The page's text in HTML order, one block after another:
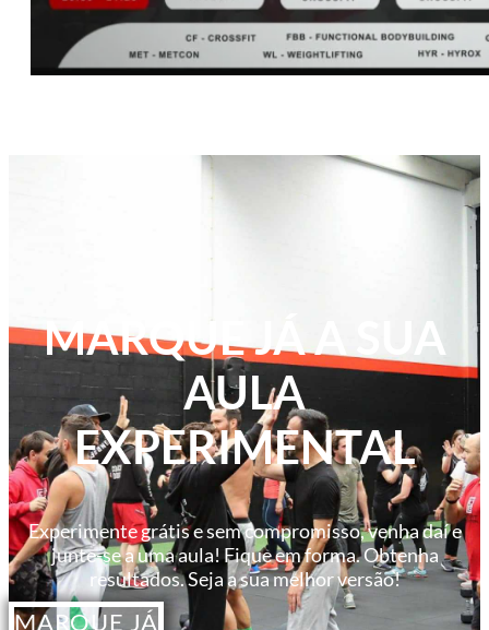
MARQUE JÁ A SUA
AULA
EXPERIMENTAL
Experimente grátis e sem compromisso, venha daí e
junte-se a uma aula! Fique em forma. Obtenha
resultados. Seja a sua melhor versão!
MARQUE JÁ